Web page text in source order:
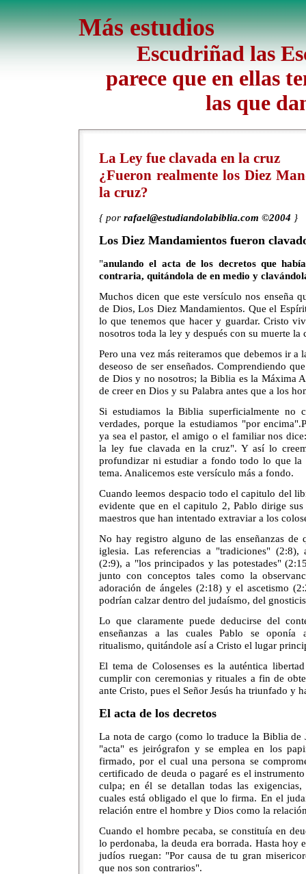
Más estudios
Escudriñad las
parece que en ellas
las que
La Ley fue clavada en la cruz
¿Fueron realmente los Diez
la cruz?
{ por rafael@estudiandolabiblia.com ©2004 }
Los Diez Mandamientos fueron
"anulando el acta de los decretos que
contraria, quitándola de en medio y
Muchos dicen que este versículo nos enseña
de Dios, Los Diez Mandamientos. Que el
lo que tenemos que hacer y guardar. Cristo
nosotros toda la ley y después con su muerte la
Pero una vez más reiteramos que debemos ir
deseoso de ser enseñados. Comprendiendo
de Dios y no nosotros; la Biblia es la Máxima
de creer en Dios y su Palabra antes que a los
Si estudiamos la Biblia superficialmente no
verdades, porque la estudiamos "por
ya sea el pastor, el amigo o el familiar nos
la ley fue clavada en la cruz". Y así lo
profundizar ni estudiar a fondo todo lo que la
tema. Analicemos este versículo más a fondo.
Cuando leemos despacio todo el capitulo del
evidente que en el capitulo 2, Pablo dirige
maestros que han intentado extraviar a los
No hay registro alguno de las enseñanzas de
iglesia. Las referencias a "tradiciones"
(2:9), a "los principados y las potestades"
junto con conceptos tales como la
adoración de ángeles (2:18) y el ascetismo
podrían calzar dentro del judaísmo, del
Lo que claramente puede deducirse del
enseñanzas a las cuales Pablo se oponía
ritualismo, quitándole así a Cristo el lugar
El tema de Colosenses es la auténtica
cumplir con ceremonias y rituales a fin de
ante Cristo, pues el Señor Jesús ha triunfado y
El acta de los decretos
La nota de cargo (como lo traduce la Biblia de
"acta" es jeirógrafon y se emplea en los
firmado, por el cual una persona se
certificado de deuda o pagaré es el
culpa; en él se detallan todas las
cuales está obligado el que lo firma. En el
relación entre el hombre y Dios como la
Cuando el hombre pecaba, se constituía en
lo perdonaba, la deuda era borrada. Hasta hoy
judíos ruegan: "Por causa de tu gran
que nos son contrarios".